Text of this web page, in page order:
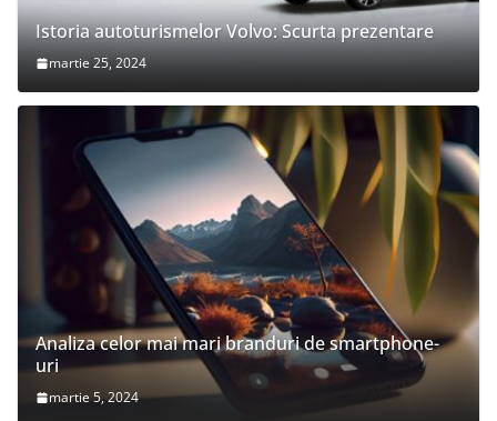
Istoria autoturismelor Volvo: Scurta prezentare
martie 25, 2024
Analiza celor mai mari branduri de smartphone-
uri
martie 5, 2024